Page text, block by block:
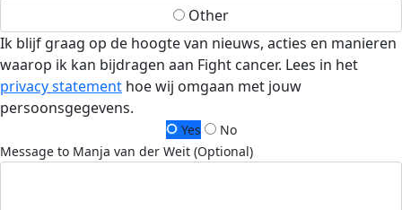
Other
Ik blijf graag op de hoogte van nieuws, acties en manieren
waarop ik kan bijdragen aan Fight cancer. Lees in het
privacy statement hoe wij omgaan met jouw
persoonsgegevens.
Yes
No
Message to Manja van der Weit (Optional)